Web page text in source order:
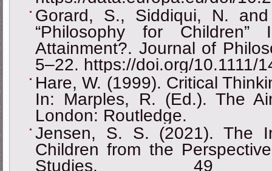
Gorard, S., Siddiqui, N.
“Philosophy for Children”
Attainment?. Journal of
5–22. https://doi.org/10.1111/
Hare, W. (1999). Critical
In: Marples, R. (Ed.). The
London: Routledge.
Jensen, S. S. (2021). The
Children from the
Studies.